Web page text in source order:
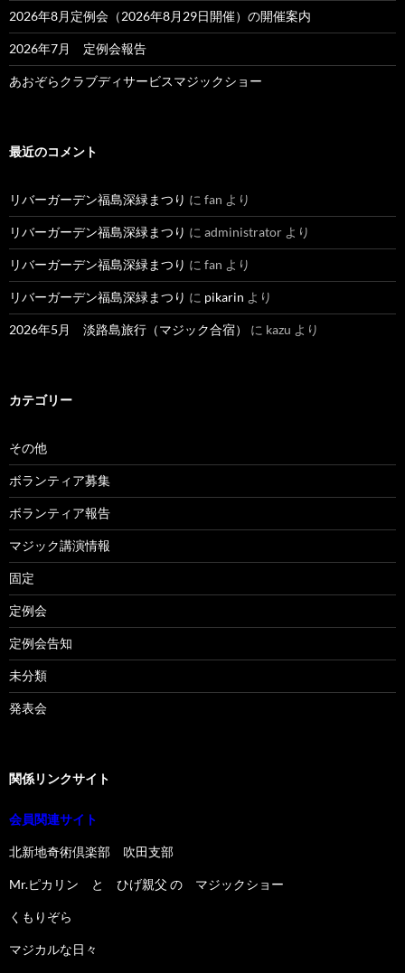
2026年8月定例会（2026年8月29日開催）の開催案内
2026年7月 定例会報告
あおぞらクラブディサービスマジックショー
最近のコメント
リバーガーデン福島深緑まつり に fan より
リバーガーデン福島深緑まつり に administrator より
リバーガーデン福島深緑まつり に fan より
リバーガーデン福島深緑まつり に pikarin より
2026年5月 淡路島旅行（マジック合宿） に kazu より
カテゴリー
その他
ボランティア募集
ボランティア報告
マジック講演情報
固定
定例会
定例会告知
未分類
発表会
関係リンクサイト
会員関連サイト
北新地奇術倶楽部 吹田支部
Mr.ピカリン と ひげ親父 の マジックショー
くもりぞら
マジカルな日々